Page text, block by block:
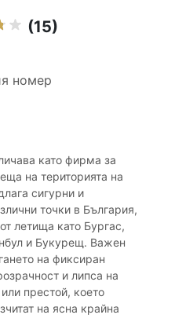
(15)
номер
като фирма за
на територията на
сигурни и
точки в България,
летища като Бургас,
и Букурещ. Важен
на фиксиран
и липса на
престой, което
на ясна крайна